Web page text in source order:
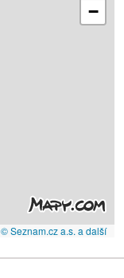
−
© Seznam.cz a.s. a další